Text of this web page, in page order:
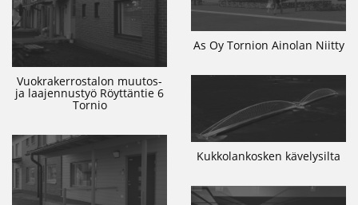
Vuokrakerrostalon muutos-
ja laajennustyö Röyttäntie 6
Tornio
As Oy Tornion Ainolan Niitty
Kukkolankosken kävelysilta